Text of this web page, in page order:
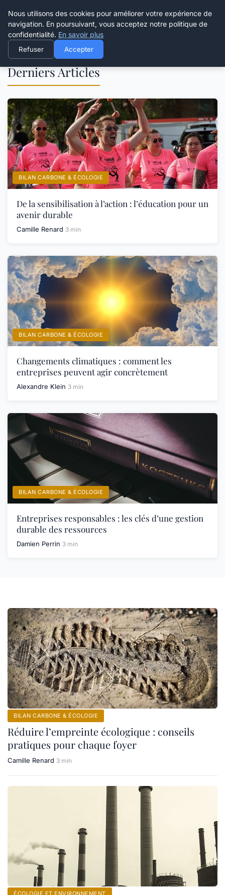
Happy Calyx Farmer
Derniers Articles
BILAN CARBONE & ÉCOLOGIE
De la sensibilisation à l’action : l’éducation pour un
avenir durable
Camille Renard 3 min
BILAN CARBONE & ÉCOLOGIE
Changements climatiques : comment les
entreprises peuvent agir concrètement
Alexandre Klein 3 min
BILAN CARBONE & ÉCOLOGIE
Entreprises responsables : les clés d’une gestion
durable des ressources
Damien Perrin 3 min
BILAN CARBONE & ÉCOLOGIE
Réduire l’empreinte écologique : conseils
pratiques pour chaque foyer
Camille Renard 3 min
ÉCOLOGIE ET ENVIRONNEMENT
Nous utilisons des cookies pour améliorer votre expérience de
navigation. En poursuivant, vous acceptez notre politique de
confidentialité. En savoir plus
Refuser Accepter